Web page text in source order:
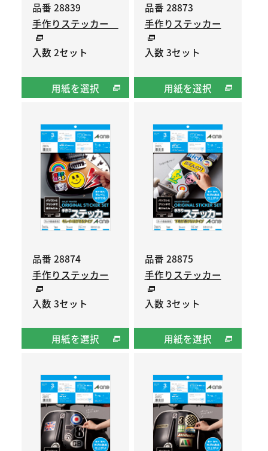
品番 28839
手作りステッカー
入数 2セット
用紙を選択
品番 28873
手作りステッカー
入数 3セット
用紙を選択
品番 28874
手作りステッカー
入数 3セット
用紙を選択
品番 28875
手作りステッカー
入数 3セット
用紙を選択